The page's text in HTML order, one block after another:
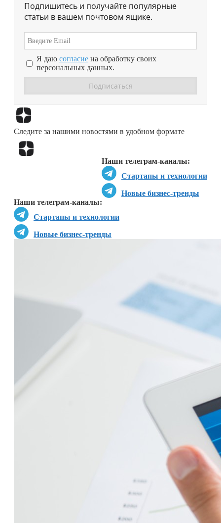
Подпишитесь и получайте популярные
статьи в вашем почтовом ящике.
Я даю согласие на обработку своих
персональных данных.
Следите за нашими новостями в удобном формате
Наши телеграм-каналы:
Стартапы и технологии
Новые бизнес-тренды
Наши телеграм-каналы:
Стартапы и технологии
Новые бизнес-тренды